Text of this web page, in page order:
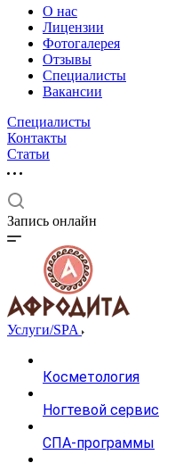
О нас
Лицензии
Фотогалерея
Отзывы
Специалисты
Вакансии
Специалисты
Контакты
Статьи
Запись онлайн
Услуги/SPA
Косметология
Ногтевой сервис
СПА-программы